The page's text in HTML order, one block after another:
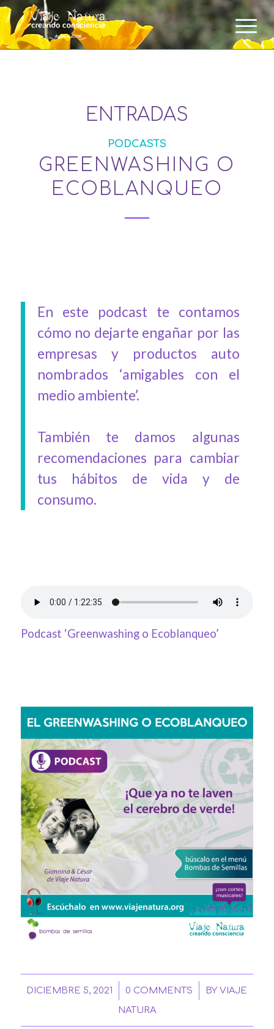
ENTRADAS
PODCASTS
GREENWASHING O
ECOBLANQUEO
En este podcast te contamos
cómo no dejarte engañar por las
empresas y productos auto
nombrados ‘amigables con el
medio ambiente’.
También te damos algunas
recomendaciones para cambiar
tus hábitos de vida y de
consumo.
Podcast ‘Greenwashing o Ecoblanqueo’
DICIEMBRE 5, 2021
/ 0 COMMENTS
/ BYVIAJE
NATURA